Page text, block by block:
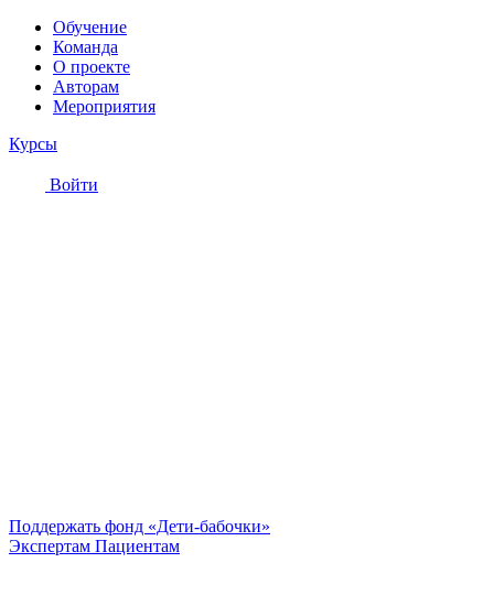
Обучение
Команда
О проекте
Авторам
Мероприятия
Курсы
Войти
Поддержать фонд «Дети-бабочки»
Экспертам Пациентам